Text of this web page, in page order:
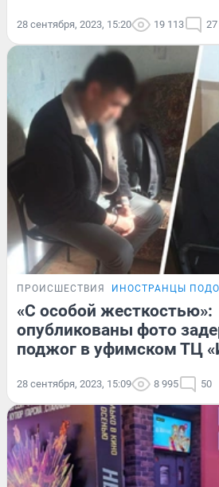
28 сентября, 2023, 15:20 19 113 27
ПРОИСШЕСТВИЯ ИНОСТРАНЦЫ
«С особой жесткостью»:
опубликованы фото
поджог в уфимском ТЦ
28 сентября, 2023, 15:09 8 995 50